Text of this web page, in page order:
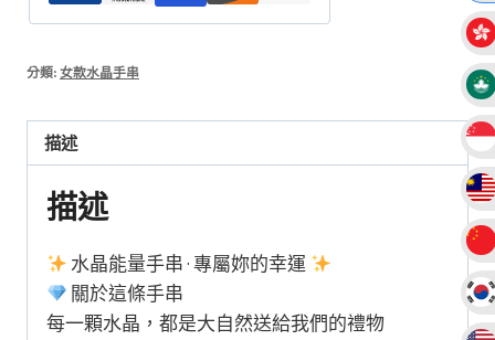
兔
手
醒
分類: 女款水晶手串
描述
描述
水晶能量手串 · 專屬妳的幸運
關於這條手串
每一顆水晶，都是大自然送給我們的禮物